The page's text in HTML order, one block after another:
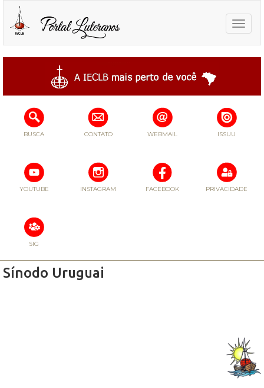
Toggle
BUSCA CONTATO WEBMAIL ISSUU
YOUTUBE INSTAGRAM FACEBOOK PRIVACIDADE
SIG
Sínodo Uruguai